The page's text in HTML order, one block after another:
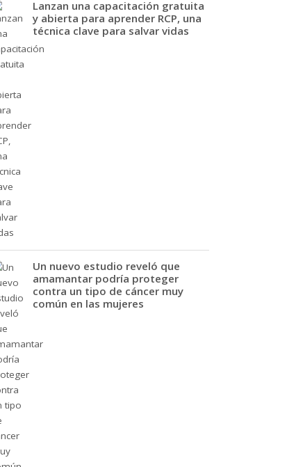
Lanzan una capacitación gratuita
y abierta para aprender RCP, una
técnica clave para salvar vidas
Un nuevo estudio reveló que
amamantar podría proteger
contra un tipo de cáncer muy
común en las mujeres